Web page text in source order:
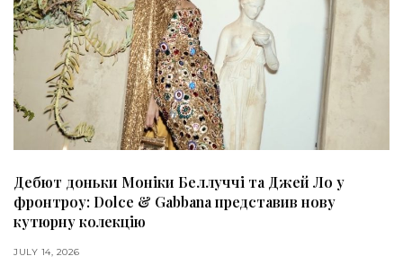
Дебют доньки Моніки Беллуччі та Джей Ло у
фронтроу: Dolce & Gabbana представив нову
кутюрну колекцію
JULY 14, 2026